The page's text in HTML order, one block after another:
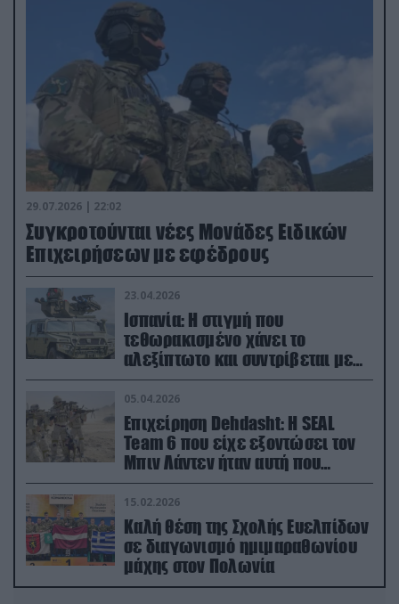
29.07.2026 | 22:02
Συγκροτούνται νέες Μονάδες Ειδικών
Επιχειρήσεων με εφέδρους
23.04.2026
Ισπανία: Η στιγμή που
τεθωρακισμένο χάνει το
αλεξίπτωτο και συντρίβεται με
ορμή στο έδαφος (βίντεο)
05.04.2026
Επιχείρηση Dehdasht: Η SEAL
Team 6 που είχε εξοντώσει τον
Μπιν Λάντεν ήταν αυτή που
διέσωσε τον πιλότο του F-15
15.02.2026
Καλή θέση της Σχολής Ευελπίδων
σε διαγωνισμό ημιμαραθωνίου
μάχης στον Πολωνία